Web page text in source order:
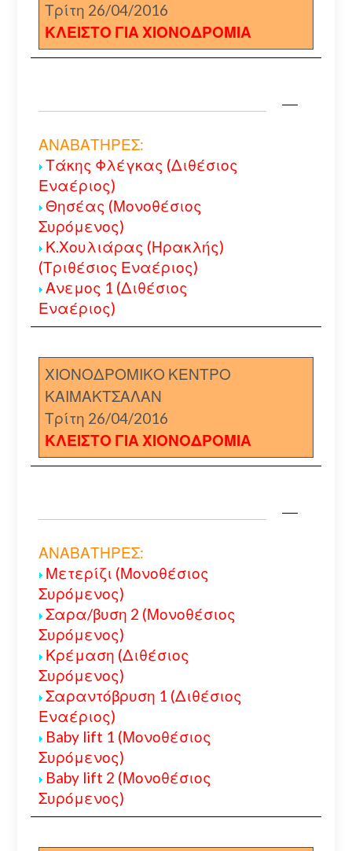
Τρίτη 26/04/2016
ΚΛΕΙΣΤΟ ΓΙΑ ΧΙΟΝΟΔΡΟΜΙΑ
ΑΝΑΒΑΤΗΡΕΣ:
Τάκης Φλέγκας (Διθέσιος
Εναέριος)
Θησέας (Μονοθέσιος
Συρόμενος)
Κ.Χουλιάρας (Ηρακλής)
(Τριθέσιος Εναέριος)
Ανεμος 1 (Διθέσιος
Εναέριος)
ΧΙΟΝΟΔΡΟΜΙΚΟ ΚΕΝΤΡΟ
ΚΑΙΜΑΚΤΣΑΛΑΝ
Τρίτη 26/04/2016
ΚΛΕΙΣΤΟ ΓΙΑ ΧΙΟΝΟΔΡΟΜΙΑ
ΑΝΑΒΑΤΗΡΕΣ:
Μετερίζι (Μονοθέσιος
Συρόμενος)
Σαρα/βυση 2 (Μονοθέσιος
Συρόμενος)
Κρέμαση (Διθέσιος
Συρόμενος)
Σαραντόβρυση 1 (Διθέσιος
Εναέριος)
Baby lift 1 (Μονοθέσιος
Συρόμενος)
Baby lift 2 (Μονοθέσιος
Συρόμενος)